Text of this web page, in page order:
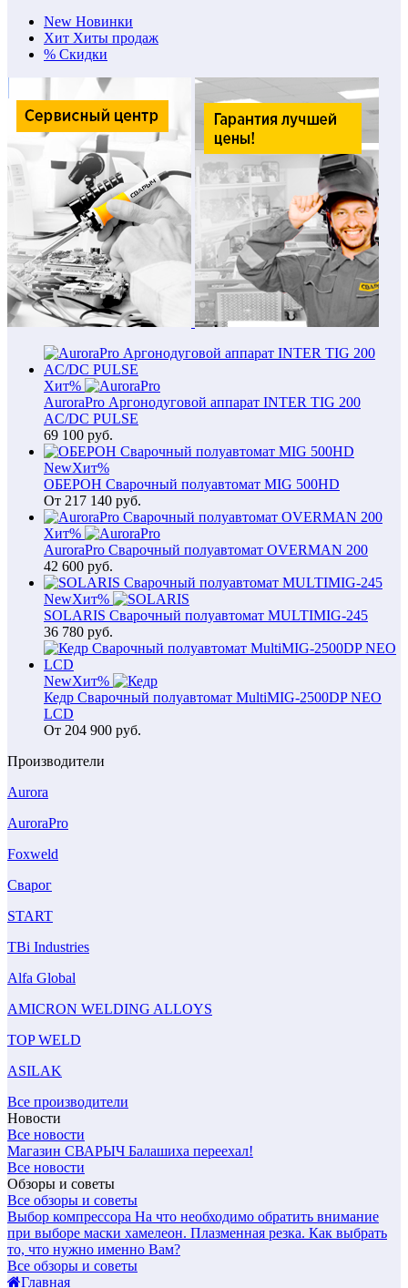
New Новинки
Хит Хиты продаж
% Скидки
Хит%
AuroraPro Аргонодуговой аппарат INTER TIG 200
AC/DC PULSE
69 100 руб.
NewХит%
ОБЕРОН Сварочный полуавтомат MIG 500HD
От 217 140 руб.
Хит%
AuroraPro Сварочный полуавтомат OVERMAN 200
42 600 руб.
NewХит%
SOLARIS Сварочный полуавтомат MULTIMIG-245
36 780 руб.
NewХит%
Кедр Сварочный полуавтомат MultiMIG-2500DP NEO
LCD
От 204 900 руб.
Производители
Aurora
AuroraPro
Foxweld
Сварог
START
TBi Industries
Alfa Global
AMICRON WELDING ALLOYS
TOP WELD
ASILAK
Все производители
Новости
Все новости
Магазин СВАРЫЧ Балашиха переехал!
Все новости
Обзоры и советы
Все обзоры и советы
Выбор компрессора На что необходимо обратить внимание
при выборе маски хамелеон. Плазменная резка. Как выбрать
то, что нужно именно Вам?
Все обзоры и советы
Главная